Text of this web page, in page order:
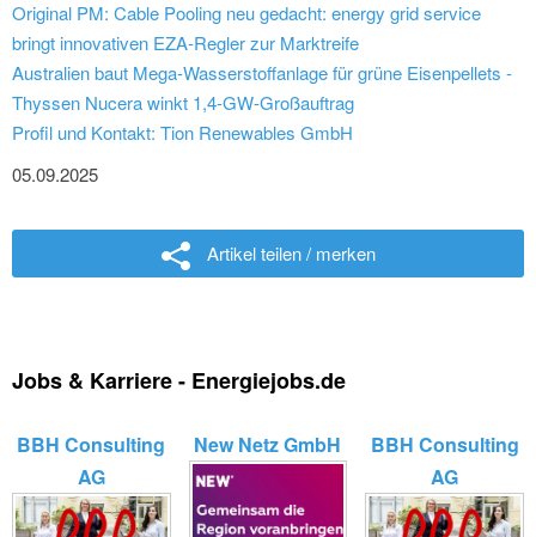
Original PM: Cable Pooling neu gedacht: energy grid service
bringt innovativen EZA-Regler zur Marktreife
Australien baut Mega-Wasserstoffanlage für grüne Eisenpellets -
Thyssen Nucera winkt 1,4-GW-Großauftrag
Profil und Kontakt: Tion Renewables GmbH
05.09.2025
Artikel teilen / merken
Jobs & Karriere - Energiejobs.de
BBH Consulting
AG
New Netz GmbH
BBH Consulting
AG